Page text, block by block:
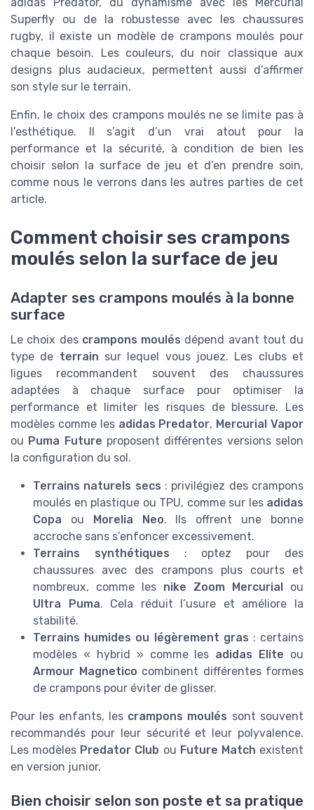
Superfly ou de la robustesse avec les chaussures
rugby, il existe un modèle de crampons moulés pour
chaque besoin. Les couleurs, du noir classique aux
designs plus audacieux, permettent aussi d’affirmer
son style sur le terrain.
Enfin, le choix des crampons moulés ne se limite pas à
l’esthétique. Il s’agit d’un vrai atout pour la
performance et la sécurité, à condition de bien les
choisir selon la surface de jeu et d’en prendre soin,
comme nous le verrons dans les autres parties de cet
article.
Comment choisir ses crampons
moulés selon la surface de jeu
Adapter ses crampons moulés à la bonne
surface
Le choix des crampons moulés dépend avant tout du
type de terrain sur lequel vous jouez. Les clubs et
ligues recommandent souvent des chaussures
adaptées à chaque surface pour optimiser la
performance et limiter les risques de blessure. Les
modèles comme les adidas Predator, Mercurial Vapor
ou Puma Future proposent différentes versions selon
la configuration du sol.
Terrains naturels secs : privilégiez des crampons
moulés en plastique ou TPU, comme sur les adidas
Copa ou Morelia Neo. Ils offrent une bonne
accroche sans s’enfoncer excessivement.
Terrains synthétiques : optez pour des
chaussures avec des crampons plus courts et
nombreux, comme les nike Zoom Mercurial ou
Ultra Puma. Cela réduit l’usure et améliore la
stabilité.
Terrains humides ou légèrement gras : certains
modèles « hybrid » comme les adidas Elite ou
Armour Magnetico combinent différentes formes
de crampons pour éviter de glisser.
Pour les enfants, les crampons moulés sont souvent
recommandés pour leur sécurité et leur polyvalence.
Les modèles Predator Club ou Future Match existent
en version junior.
Bien choisir selon son poste et sa pratique